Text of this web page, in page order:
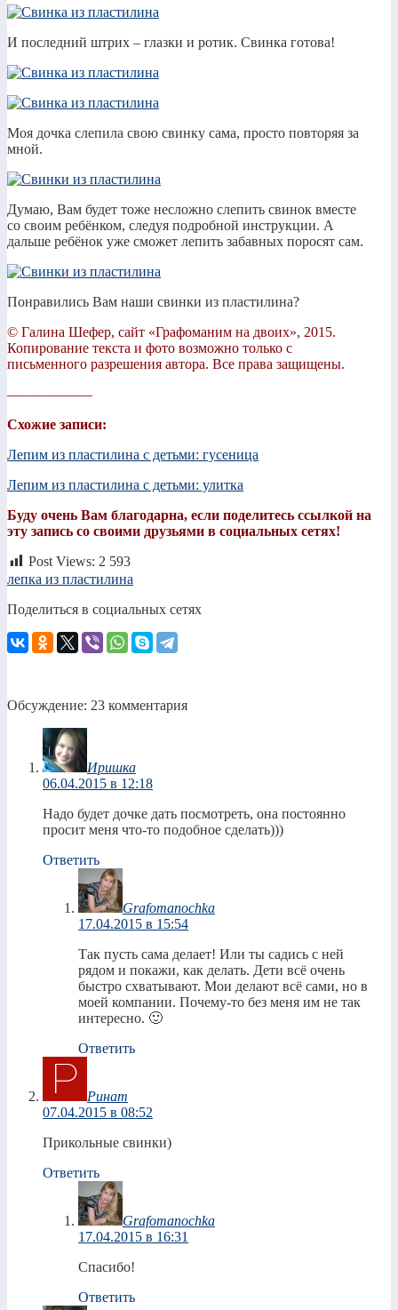
И последний штрих – глазки и ротик. Свинка готова!
Моя дочка слепила свою свинку сама, просто повторяя за
мной.
Думаю, Вам будет тоже несложно слепить свинок вместе
со своим ребёнком, следуя подробной инструкции. А
дальше ребёнок уже сможет лепить забавных поросят сам.
Понравились Вам наши свинки из пластилина?
© Галина Шефер, сайт «Графоманим на двоих», 2015.
Копирование текста и фото возможно только с
письменного разрешения автора. Все права защищены.
——————
Схожие записи:
Лепим из пластилина с детьми: гусеница
Лепим из пластилина с детьми: улитка
Буду очень Вам благодарна, если поделитесь ссылкой на
эту запись со своими друзьями в социальных сетях!
Post Views: 2 593
лепка из пластилина
Поделиться в социальных сетях
Обсуждение: 23 комментария
Иришка
06.04.2015 в 12:18
Надо будет дочке дать посмотреть, она постоянно
просит меня что-то подобное сделать)))
Ответить
Grafomanochka
17.04.2015 в 15:54
Так пусть сама делает! Или ты садись с ней
рядом и покажи, как делать. Дети всё очень
быстро схватывают. Мои делают всё сами, но в
моей компании. Почему-то без меня им не так
интересно. 🙂
Ответить
Ринат
07.04.2015 в 08:52
Прикольные свинки)
Ответить
Grafomanochka
17.04.2015 в 16:31
Спасибо!
Ответить